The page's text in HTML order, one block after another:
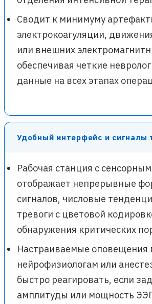
Сводит к минимуму
электрокоагуляции,
или внешних
обеспечивая четкие
данные на всех этапах
Удобный интерфейс и сигналы
Рабочая станция с
отображает непрерывные
сигналов, числовые
тревоги с цветовой
обнаружения критических
Настраиваемые оповещения
нейрофизиологам или
быстро реагировать, если
амплитуды или мощность